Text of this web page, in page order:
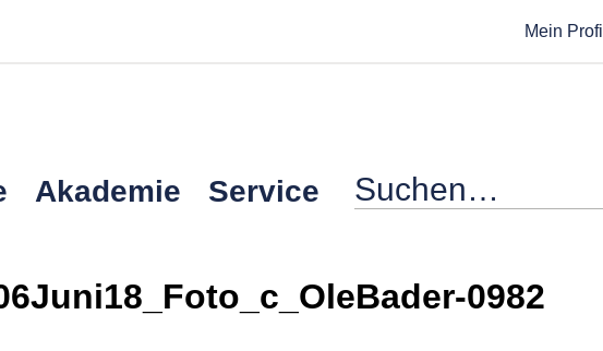
Mein Profil
Akademie Service
0982